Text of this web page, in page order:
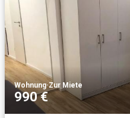
Wohnung·Zur Miete
990 €